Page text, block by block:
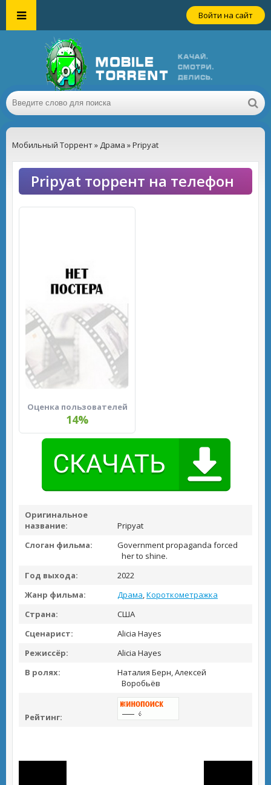
Войти на сайт
Мобильный Торрент» Драма » Pripyat
Pripyat торрент на телефон
Оценка пользователей
14%
Оригинальное
название:
Pripyat
Слоган фильма:
Government propaganda forced
her to shine.
Год выхода:
2022
Жанр фильма:
Драма,Короткометражка
Страна:
США
Сценарист:
Alicia Hayes
Режиссёр:
Alicia Hayes
В ролях:
Наталия Берн, Алексей
Воробьёв
Рейтинг: